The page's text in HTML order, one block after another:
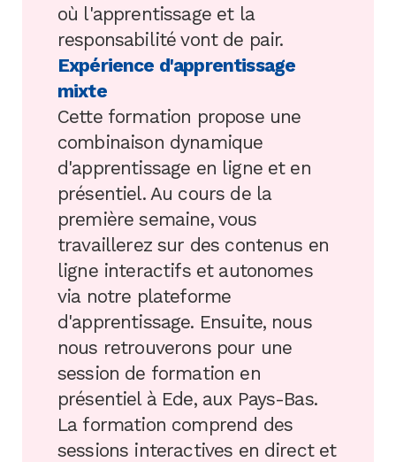
où l'apprentissage et la
responsabilité vont de pair.
Expérience d'apprentissage
mixte
Cette formation propose une
combinaison dynamique
d'apprentissage en ligne et en
présentiel. Au cours de la
première semaine, vous
travaillerez sur des contenus en
ligne interactifs et autonomes
via notre plateforme
d'apprentissage. Ensuite, nous
nous retrouverons pour une
session de formation en
présentiel à Ede, aux Pays-Bas.
La formation comprend des
sessions interactives en direct et